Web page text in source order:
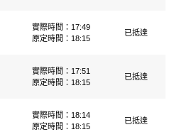
實際時間：17:49
原定時間：18:15
已抵達
實際時間：17:51
原定時間：18:15
已抵達
實際時間：18:14
原定時間：18:15
已抵達